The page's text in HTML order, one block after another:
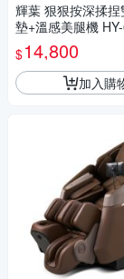
輝葉 狠狠按深揉
墊+溫感美腿機
$14,800
加入購